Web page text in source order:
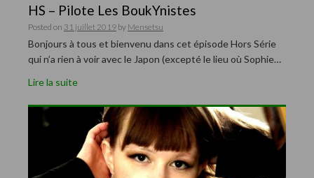
HS – Pilote Les BoukYnistes
Posted on 31 juillet 2019 by Mensetsu
Bonjours à tous et bienvenu dans cet épisode Hors Série
qui n’a rien à voir avec le Japon (excepté le lieu où Sophie…
Lire la suite